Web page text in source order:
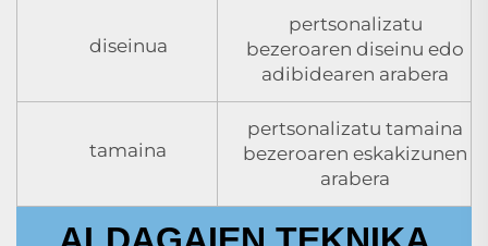
diseinua
pertsonalizatu
bezeroaren diseinu edo
adibidearen arabera
tamaina
pertsonalizatu tamaina
bezeroaren eskakizunen
arabera